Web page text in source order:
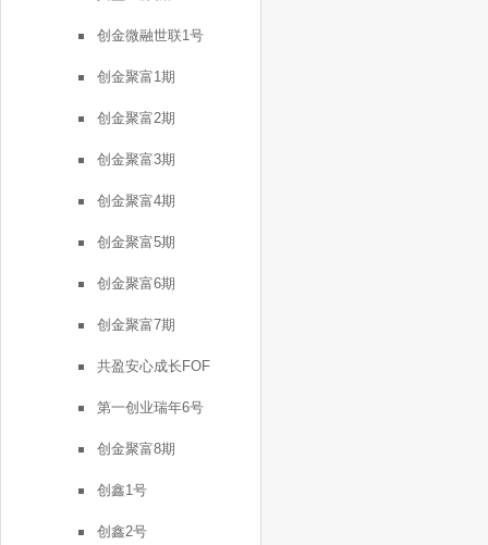
创金微融世联1号
创金聚富1期
创金聚富2期
创金聚富3期
创金聚富4期
创金聚富5期
创金聚富6期
创金聚富7期
共盈安心成长FOF
第一创业瑞年6号
创金聚富8期
创鑫1号
创鑫2号